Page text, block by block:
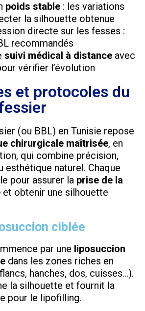
poids stable : les variations
la silhouette obtenue
directe sur les fesses :
recommandés
suivi médical à distance avec
vérifier l’évolution
et protocoles du
(ou BBL) en Tunisie repose
chirurgicale maîtrisée, en
qui combine précision,
esthétique naturel. Chaque
pour assurer la prise de la
et obtenir une silhouette
ciblée
par une liposuccion
dans les zones riches en
hanches, dos, cuisses…).
la silhouette et fournit la
pour le lipofilling.